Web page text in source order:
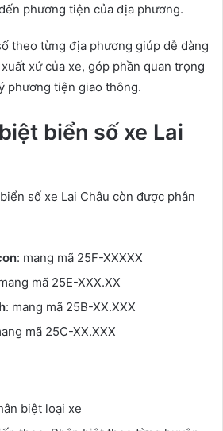
phương tiện của địa phương.
theo từng địa phương giúp dễ dàng
xứ của xe, góp phần quan trọng
phương tiện giao thông.
biển số xe Lai
số xe Lai Châu còn được phân
: mang mã 25F-XXXXX
mã 25E-XXX.XX
: mang mã 25B-XX.XXX
mã 25C-XX.XXX
biệt loại xe